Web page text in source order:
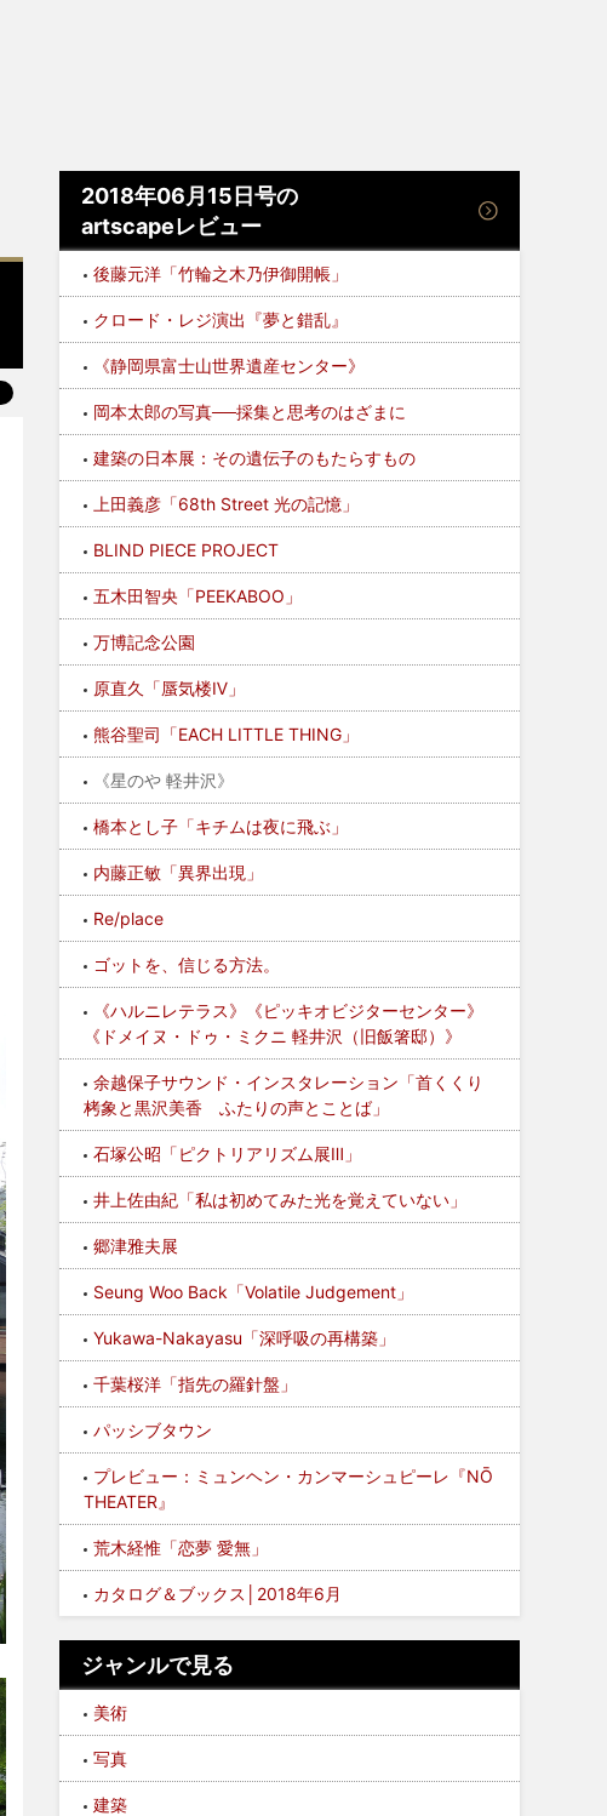
2018年06月15日号の
artscapeレビュー
後藤元洋「竹輪之木乃伊御開帳」
クロード・レジ演出『夢と錯乱』
《静岡県富士山世界遺産センター》
岡本太郎の写真──採集と思考のはざまに
建築の日本展：その遺伝子のもたらすもの
上田義彦「68th Street 光の記憶」
BLIND PIECE PROJECT
五木田智央「PEEKABOO」
万博記念公園
原直久「蜃気楼Ⅳ」
熊谷聖司「EACH LITTLE THING」
《星のや 軽井沢》
橋本とし子「キチムは夜に飛ぶ」
内藤正敏「異界出現」
Re/place
ゴットを、信じる方法。
《ハルニレテラス》《ピッキオビジターセンター》
《ドメイヌ・ドゥ・ミクニ 軽井沢（旧飯箸邸）》
余越保子サウンド・インスタレーション「首くくり
栲象と黒沢美香 ふたりの声とことば」
石塚公昭「ピクトリアリズム展Ⅲ」
井上佐由紀「私は初めてみた光を覚えていない」
郷津雅夫展
Seung Woo Back「Volatile Judgement」
Yukawa-Nakayasu「深呼吸の再構築」
千葉桜洋「指先の羅針盤」
パッシブタウン
プレビュー：ミュンヘン・カンマーシュピーレ『NŌ
THEATER』
荒木経惟「恋夢 愛無」
カタログ＆ブックス│2018年6月
ジャンルで見る
美術
写真
建築